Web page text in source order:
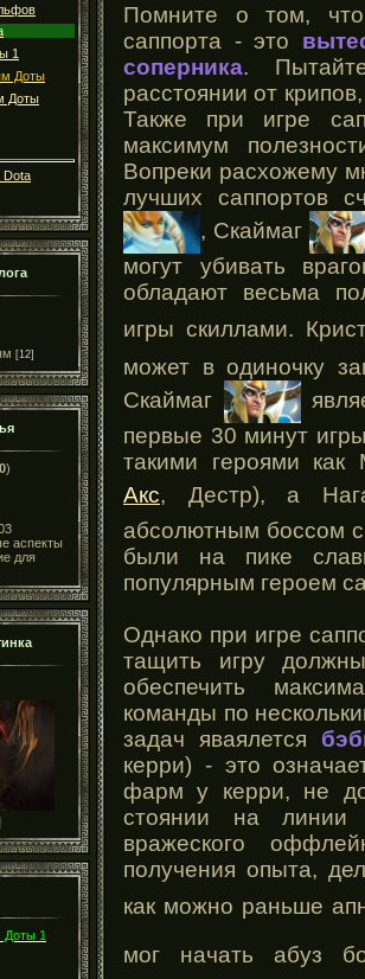
1
Доты
Доты
Dota
[12]
0)
аспекты
для
Доты 1
Помните о том,
саппорта - это
соперника.
расстоянии от
Также при игре
максимум
Вопреки расхожему
лучших саппортов
, Скаймаг
могут убивать
обладают весьма
игры скиллами.
может в одиночку
Скаймаг
первые 30 минут
такими героями
Акс, Дестр), а
абсолютным боссом
были на пике
популярным героем
Однако при игре
тащить игру
обеспечить
команды по
задач яваялется
керри) - это
фарм у керри, не
стоянии на линии
вражеского
получения опыта,
как можно раньше
мог начать абуз